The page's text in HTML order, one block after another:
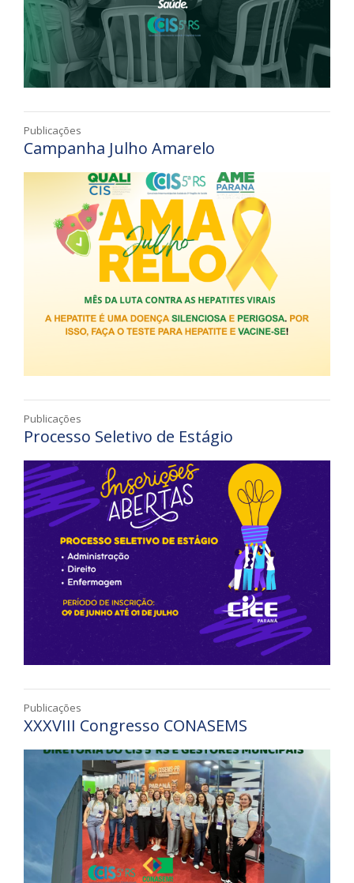
Publicações
Campanha Julho Amarelo
Publicações
Processo Seletivo de Estágio
Publicações
XXXVIII Congresso CONASEMS